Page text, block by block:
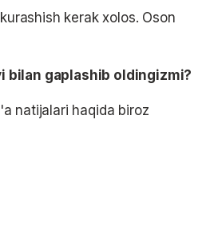
kerak xolos. Oson
bilan gaplashib oldingizmi?
natijalari haqida biroz